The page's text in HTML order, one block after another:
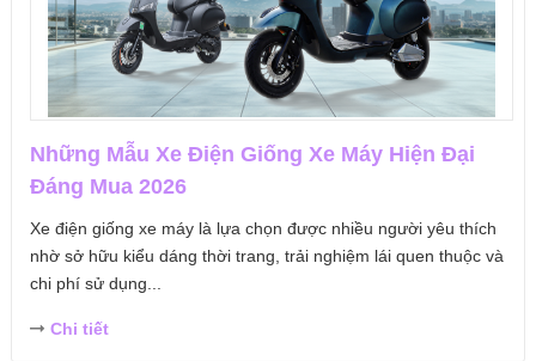
Những Mẫu Xe Điện Giống Xe Máy Hiện Đại
Đáng Mua 2026
Xe điện giống xe máy là lựa chọn được nhiều người yêu thích
nhờ sở hữu kiểu dáng thời trang, trải nghiệm lái quen thuộc và
chi phí sử dụng...
Chi tiết